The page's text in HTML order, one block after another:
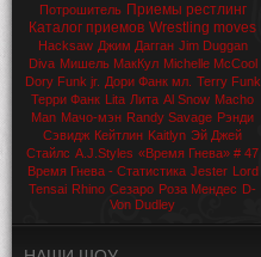
Потрошитель Приемы рестлинг
Каталог приемов Wrestling moves
Hacksaw Джим Дагган Jim Duggan
Diva Мишель МакКул Michelle McCool
Dory Funk jr. Дори Фанк мл. Terry Funk
Терри Фанк Lita Лита Al Snow Macho
Man Мачо-мэн Randy Savage Рэнди
Сэвидж Кейтлин Kaitlyn Эй Джей
Стайлс A.J.Styles «Время Гнева» # 47
Время Гнева - Статистика Jester Lord
Tensai Rhino Сезаро Роза Мендес D-
Von Dudley